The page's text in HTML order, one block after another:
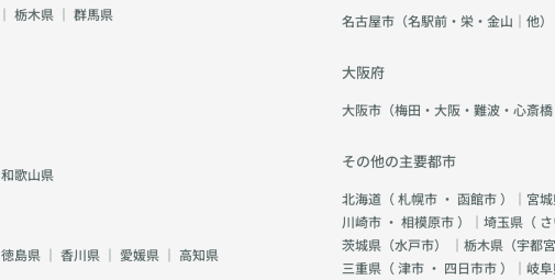
｜ 栃木県 ｜ 群馬県
和歌山県
徳島県 ｜ 香川県 ｜ 愛媛県 ｜ 高知県
名古屋市（名駅前・栄・金山｜他）
大阪府
大阪市（梅田・大阪・難波・心斎
その他の主要都市
北海道（札幌市 ・ 函館市）｜宮
川崎市 ・ 相模原市）｜埼玉県（
茨城県（水戸市） ｜栃木県（宇都
三重県（津市 ・ 四日市市）｜岐